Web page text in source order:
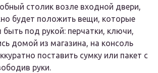
столик возле входной двери,
будет положить вещи, которые
под рукой: перчатки, ключи,
домой из магазина, на консоль
поставить сумку или пакет с
руки.